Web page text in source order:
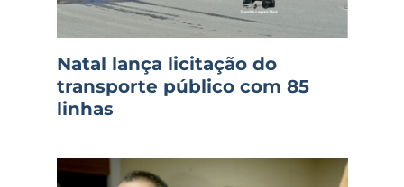
Natal lança licitação do
transporte público com 85
linhas